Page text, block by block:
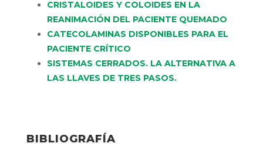
CRISTALOIDES Y COLOIDES EN LA
REANIMACIÓN DEL PACIENTE QUEMADO
CATECOLAMINAS DISPONIBLES PARA EL
PACIENTE CRÍTICO
SISTEMAS CERRADOS. LA ALTERNATIVA A
LAS LLAVES DE TRES PASOS.
BIBLIOGRAFÍA